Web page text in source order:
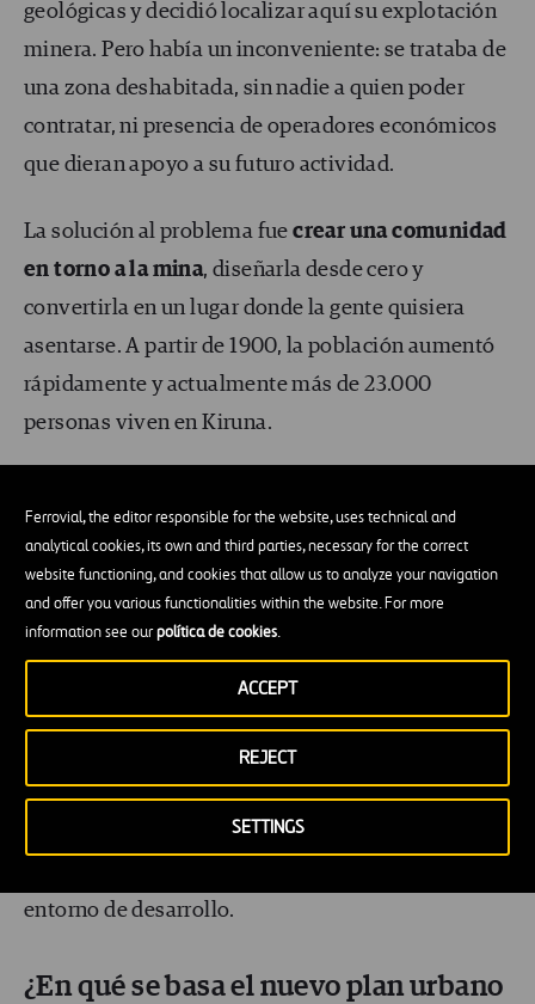
Ferrovial, the editor responsible for the website, uses technical and
analytical cookies, its own and third parties, necessary for the correct
website functioning, and cookies that allow us to analyze your navigation
and offer you various functionalities within the website. For more
information see ourpolítica de cookies.
SETTINGS
REJECT
ACCEPT
geológicas y decidió localizar aquí su explotación
minera. Pero había un inconveniente: se trataba de
una zona deshabitada, sin nadie a quien poder
contratar, ni presencia de operadores económicos
que dieran apoyo a su futuro actividad.
La solución al problema fuecrear una comunidad
en torno a la mina, diseñarla desde cero y
convertirla en un lugar donde la gente quisiera
asentarse. A partir de 1900, la población aumentó
rápidamente y actualmente más de 23.000
personas viven en Kiruna.
la década de los años 70 el vecindario más cercano
tuvo que clausurarse para seguir extrayendo el
mineral y en 2006 se cerró completamente. Dos
años antes la empresa explotadora ya detectó que
habían empezado a aparecer
de la ciudad. Lo que hizo saltar las alarmas y
provocó la puesta en marcha de un proyecto de
transformación urbana para reubicar las partes
afectadas y mantener la primera ciudad sueca
entorno de desarrollo.
¿En qué se basa el nuevo plan urbano